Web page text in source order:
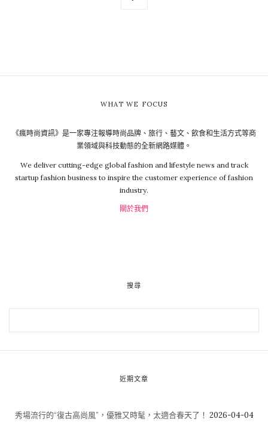
WHAT WE FOCUS
《瘋時尚資訊》是一家專注報導時尚品牌、旅行、藝文、飲食和生活方式等商
業領域與科技動態的全新網路媒體。
We deliver cutting-edge global fashion and lifestyle news and track
startup fashion business to inspire the customer experience of fashion
industry.
關於我們
搜尋
近期文章
秀場流行的“復古高尚風”，優雅又時髦，太適合春天了！ 2026-04-04